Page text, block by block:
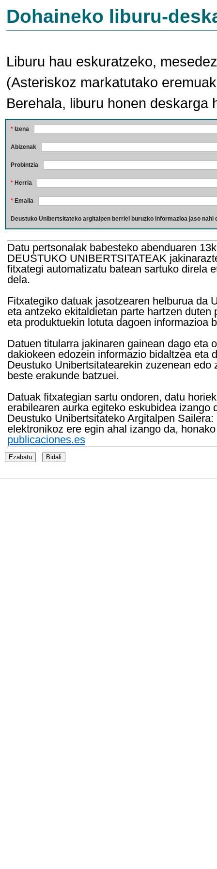
Dohaineko liburu-
Liburu hau eskuratzeko,
(Asteriskoz markatutako
Berehala, liburu honen deskarga
* Izena
Abizenak
Probintzia
* Herria
* Emaila
Deustuko Unibertsitateko argitalpen berriei buruzko informazioa jaso nahi
Datu pertsonalak babesteko abenduaren
DEUSTUKO UNIBERTSITATEAK
fitxategi automatizatu batean sartuko direla
dela.
Fitxategiko datuak jasotzearen helburua da
eta antzeko ekitaldietan parte hartzen
eta produktuekin lotuta dagoen informazioa
Datuen titularra jakinaren gainean dago eta
dakiokeen edozein informazio bidaltzea eta
Deustuko Unibertsitatearekin zuzenean
beste erakunde batzuei.
Datuak fitxategian sartu ondoren, datu
erabilearen aurka egiteko eskubidea
Deustuko Unibertsitateko Argitalpen
elektronikoz ere egin ahal izango da,
publicaciones.es
Ezabatu Bidali